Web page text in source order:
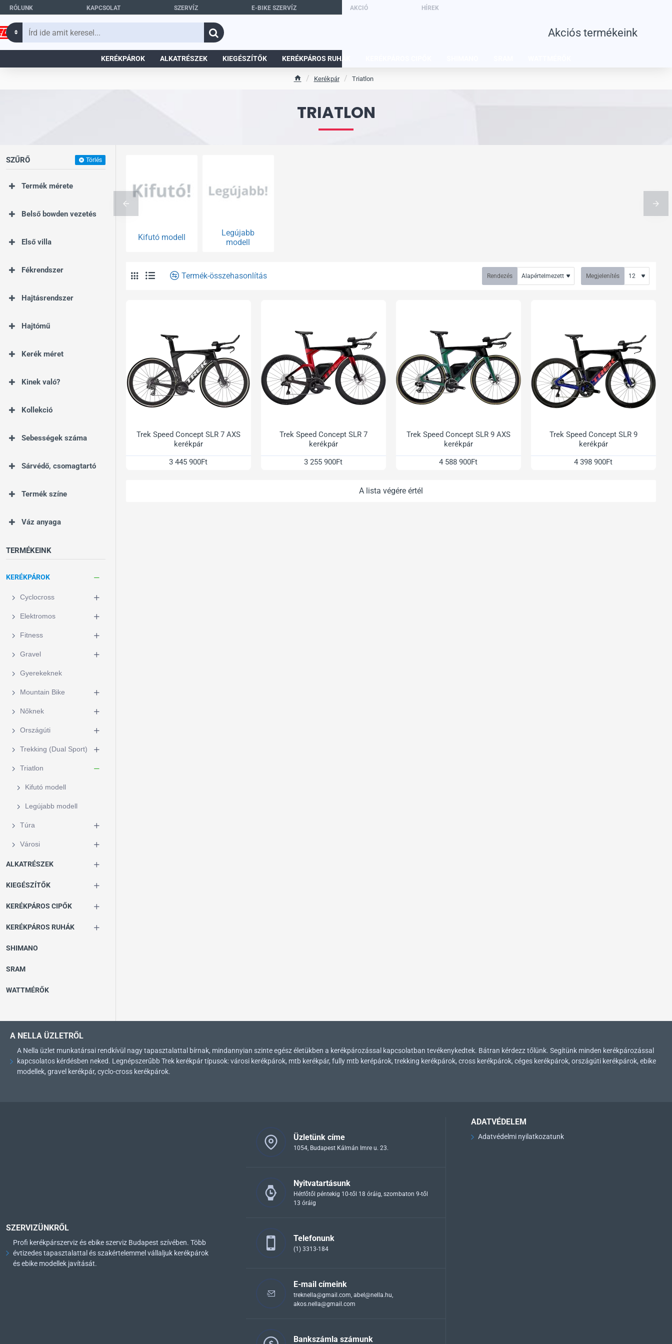
RÓLUNK KAPCSOLAT SZERVÍZ E-BIKE SZERVÍZ AKCIÓ HÍREK
Írd
Akciós termékeink
KERÉKPÁROK ALKATRÉSZEK KIEGÉSZÍTŐK KERÉKPÁROS RUHÁK
TRIATLON
Kerékpár Triatlon
SZŰRŐ Törlés
Termék mérete
Belső bowden vezetés
Első villa
Fékrendszer
Hajtásrendszer
Hajtómű
Kerék méret
Kinek való?
Kollekció
Sebességek száma
Sárvédő, csomagtartó
Termék színe
Váz anyaga
TERMÉKEINK
KERÉKPÁROK
Cyclocross
Elektromos
Fitness
Gravel
Gyerekeknek
Mountain Bike
Nőknek
Országúti
Trekking (Dual Sport)
Triatlon
Kifutó modell
Legújabb modell
Túra
Városi
ALKATRÉSZEK
KIEGÉSZÍTŐK
KERÉKPÁROS CIPŐK
KERÉKPÁROS RUHÁK
SHIMANO
SRAM
WATTMÉRŐK
Kifutó modell
Legújabb
modell
Termék-összehasonlítás Rendezés Megjelenítés
Trek Speed Concept SLR 7 AXS
kerékpár
3 445 900Ft
Trek Speed Concept SLR 7
kerékpár
3 255 900Ft
Trek Speed Concept SLR 9 AXS
kerékpár
4 588 900Ft
Trek Speed Concept SLR 9
kerékpár
4 398 900Ft
A lista végére értél
A NELLA ÜZLETRŐL
A Nella üzlet munkatársai rendkívül nagy tapasztalattal bírnak, mindannyian szinte egész életükben a kerékpározással kapcsolatban tevékenykedtek. Bátran kérdezz tőlünk. Segítünk minden kerékpározással
kapcsolatos kérdésben neked. Legnépszerűbb Trek kerékpár típusok: városi kerékpárok, mtb kerékpár, fully mtb kerépárok, trekking kerékpárok, cross kerékpárok, céges kerékpárok, országúti kerékpárok, ebike
modellek, gravel kerékpár, cyclo-cross kerékpárok.
SZERVIZÜNKRŐL
Profi kerékpárszerviz és ebike szerviz Budapest szívében. Több
évtizedes tapasztalattal és szakértelemmel vállaljuk kerékpárok
és ebike modellek javítását.
Üzletünk címe
1054, Budapest Kálmán Imre u. 23.
Nyitvatartásunk
Hétfőtől péntekig 10-től 18 óráig, szombaton 9-től
13 óráig
Telefonunk
(1) 3313-184
E-mail címeink
treknella@gmail.com, abel@nella.hu,
akos.nella@gmail.com
Bankszámla számunk
ADATVÉDELEM
Adatvédelmi nyilatkozatunk